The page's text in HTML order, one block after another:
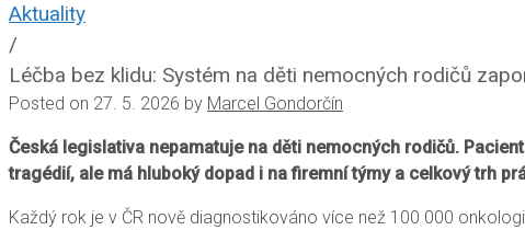
Aktuality
/
Léčba bez klidu: Systém na děti nemocných rodičů
Posted on 27. 5. 2026 by Marcel Gondorčín
Česká legislativa nepamatuje na děti nemocných rodičů.
tragédií, ale má hluboký dopad i na firemní týmy a celkový trh
Každý rok je v ČR nově diagnostikováno více než 100 000